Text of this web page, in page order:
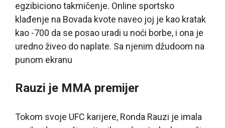
egzibiciono takmičenje. Online sportsko
klađenje na Bovada kvote naveo joj je kao kratak
kao -700 da se posao uradi u noći borbe, i ona je
uredno živeo do naplate. Sa njenim džudoom na
punom ekranu
Rauzi je MMA premijer
Tokom svoje UFC karijere, Ronda Rauzi je imala